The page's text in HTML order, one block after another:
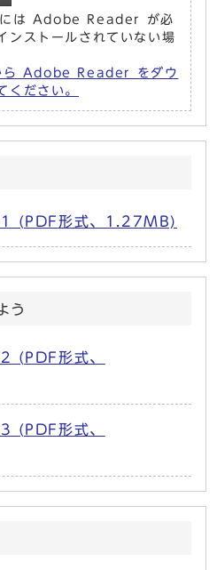
には Adobe Reader が必
ンストールされていない場
ら Adobe Reader をダウ
ください。
1 (PDF形式、1.27MB)
う
(PDF形式、
(PDF形式、